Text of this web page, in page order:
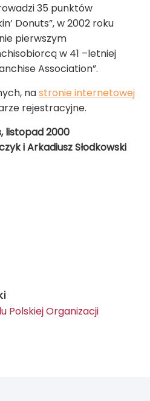
35 punktów
Donuts”, w 2002 roku
pierwszym
w 41 –letniej
Association”.
nastronie internetowej
rejestracyjne.
listopad 2000
i Arkadiusz Słodkowski
Polskiej Organizacji